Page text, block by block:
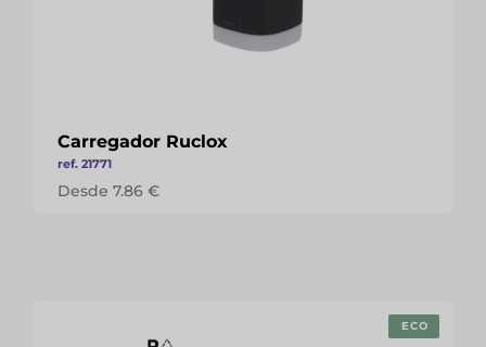
Carregador Ruclox
ref. 21771
Desde 7.86 €
ECO